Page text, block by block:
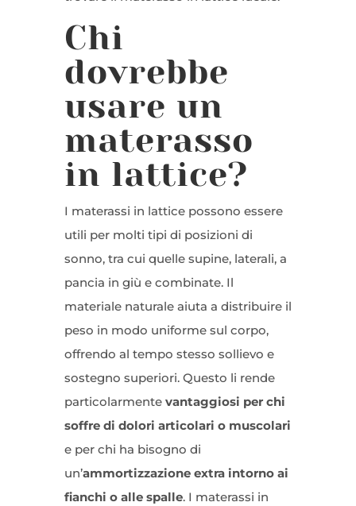
Chi
dovrebbe
usare un
materasso
in lattice?
I materassi in lattice possono essere
utili per molti tipi di posizioni di
sonno, tra cui quelle supine, laterali, a
pancia in giù e combinate. Il
materiale naturale aiuta a distribuire il
peso in modo uniforme sul corpo,
offrendo al tempo stesso sollievo e
sostegno superiori. Questo li rende
particolarmentevantaggiosi per chi
soffre di dolori articolari o muscolari
e per chi ha bisogno di
un’ammortizzazione extra intorno ai
fianchi o alle spalle. I materassi in